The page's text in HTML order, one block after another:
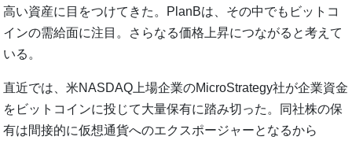
高い資産に目をつけてきた。PlanBは、その中でもビットコ
インの需給面に注目。さらなる価格上昇につながると考えて
いる。
直近では、米NASDAQ上場企業のMicroStrategy社が企業資金
をビットコインに投じて大量保有に踏み切った。同社株の保
有は間接的に仮想通貨へのエクスポージャーとなるから